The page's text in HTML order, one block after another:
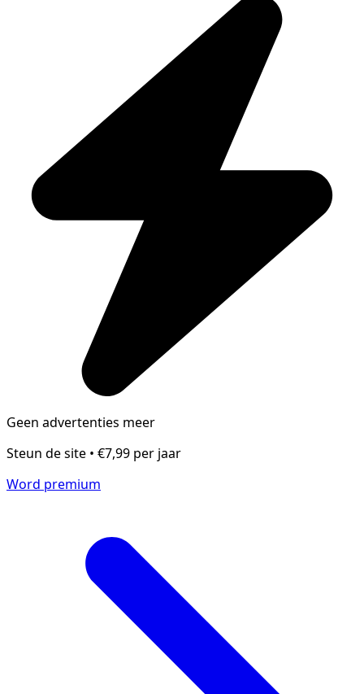
Geen advertenties meer
Steun de site • €7,99 per jaar
Word premium